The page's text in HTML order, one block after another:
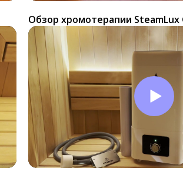
Обзор хромотерапии SteamLux